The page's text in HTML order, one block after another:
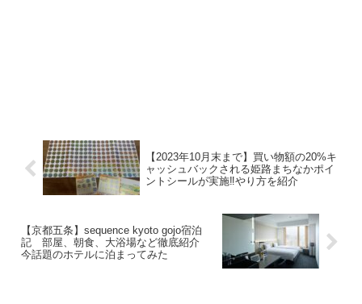
【2023年10月末まで】買い物額の20%キ
ャッシュバックされる姫路まちなかポイ
ントシールが実施‼︎やり方を紹介
【京都五条】sequence kyoto gojo宿泊
記 部屋、朝食、大浴場など徹底紹介
今話題のホテルに泊まってみた